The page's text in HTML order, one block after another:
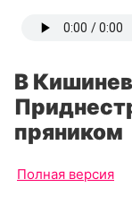
В
пряником
Полная версия